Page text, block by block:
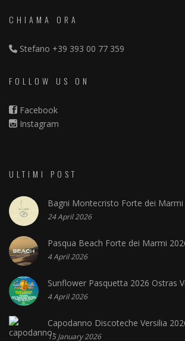
CHIAMA ORA
Stefano +39 393 00 77 359
FOLLOW US ON
Facebook
Instagram
ULTIMI POST
Bagni Montecristo Forte dei Marmi
24 April 2026
Pasqua Beach Forte dei Marmi
4 April 2026
Sunflower Pasquetta 2026 Ostras
4 April 2026
Capodanno Discoteche Versilia
15 January 2026